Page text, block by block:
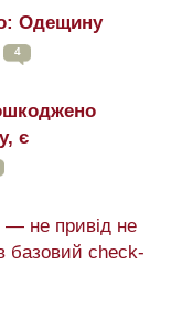
Одещину
4
є
— не привід не
базовий check-